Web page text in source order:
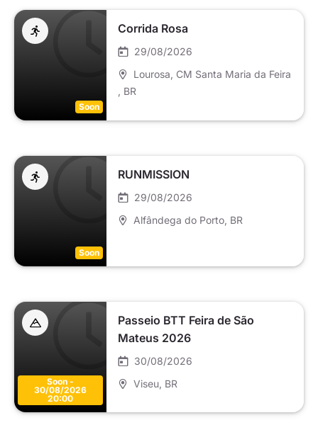
Soon
Corrida Rosa
29/08/2026
Lourosa, CM Santa Maria da Feira
, BR
Soon
RUNMISSION
29/08/2026
Alfândega do Porto , BR
Soon -
30/08/2026
20:00
Passeio BTT Feira de São
Mateus 2026
30/08/2026
Viseu , BR